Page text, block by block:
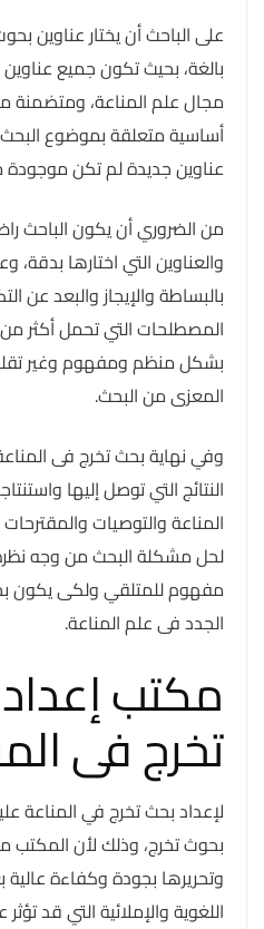
على الباحث أن يختار عناوين
بالغة، بحيث تكون جميع
مجال علم المناعة،
أساسية متعلقة بموضوع
عناوين جديدة لم تكن
من الضروري أن يكون الباحث
والعناوين التي اختارها بدقة،
بالبساطة والإيجاز والبعد عن
المصطلحات التي تحمل أكثر
بشكل منظم ومفهوم وغير
المعزى من البحث.
وفي نهاية بحث تخرج فى
النتائج التي توصل إليها
المناعة والتوصيات
لحل مشكلة البحث من وجه
مفهوم للمتلقي ولكى يكون
الجدد فى علم المناعة.
مكتب
تخرج فى
لإعداد بحث تخرج في المناعة
بحوث تخرج، وذلك لأن
وتحريرها بجودة وكفاءة
اللغوية والإملائية التي قد